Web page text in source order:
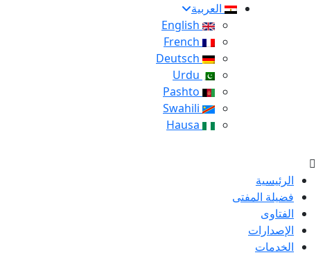
العربية
الرئيسية
فضيلة المفتى
الفتاوى
الإصدارات
الخدمات